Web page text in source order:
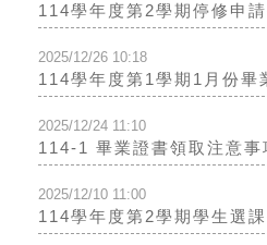
114學年度第2學期停修申
2025/12/26 10:18
114學年度第1學期1月份畢
2025/12/24 11:10
114-1 畢業證書領取注意事
2025/12/10 11:00
114學年度第2學期學生選